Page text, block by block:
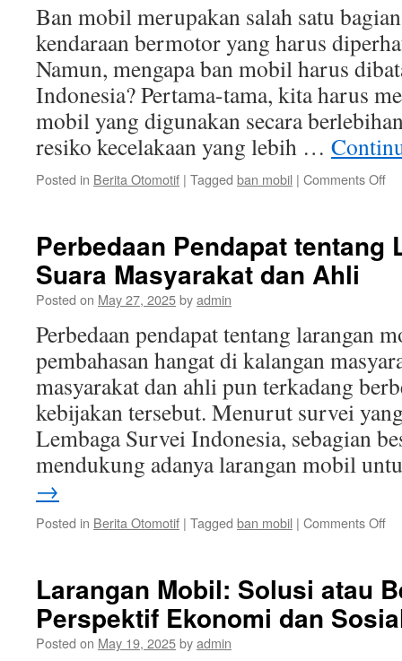
Ban mobil merupakan salah satu
kendaraan bermotor yang harus
Namun, mengapa ban mobil harus
Indonesia? Pertama-tama, kita harus
mobil yang digunakan secara
resiko kecelakaan yang lebih …
Posted in Berita Otomotif | Tagged ban mobil | Comments Offon
Perbedaan Pendapat tentang
Suara Masyarakat dan Ahli
Posted on May 27, 2025byadmin
Perbedaan pendapat tentang larangan
pembahasan hangat di kalangan
masyarakat dan ahli pun terkadang
kebijakan tersebut. Menurut survei
Lembaga Survei Indonesia, sebagian
mendukung adanya larangan mobil
→
Posted in Berita Otomotif | Tagged ban mobil | Comments Offon
Larangan Mobil: Solusi atau
Perspektif Ekonomi dan
Posted on May 19, 2025byadmin